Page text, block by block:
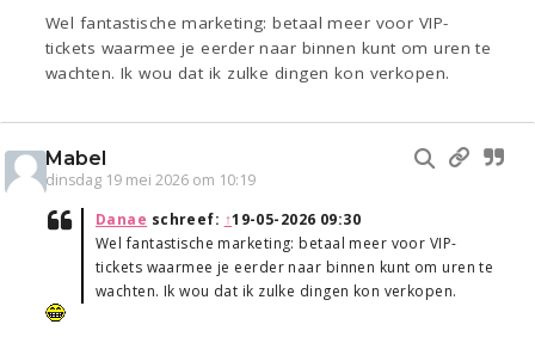
Wel fantastische marketing: betaal meer voor VIP-
tickets waarmee je eerder naar binnen kunt om uren te
wachten. Ik wou dat ik zulke dingen kon verkopen.
Mabel
dinsdag 19 mei 2026 om 10:19
Danae schreef: ↑19-05-2026 09:30
Wel fantastische marketing: betaal meer voor VIP-
tickets waarmee je eerder naar binnen kunt om uren te
wachten. Ik wou dat ik zulke dingen kon verkopen.